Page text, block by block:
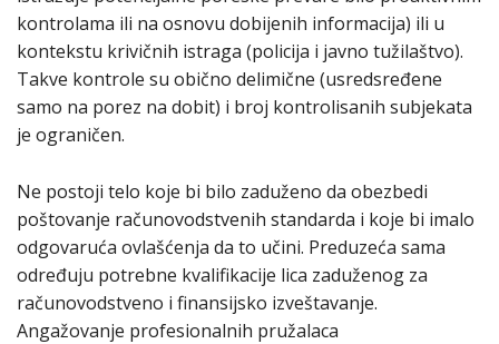
kontrolama ili na osnovu dobijenih informacija) ili u
kontekstu krivičnih istraga (policija i javno tužilaštvo).
Takve kontrole su obično delimične (usredsređene
samo na porez na dobit) i broj kontrolisanih subjekata
je ograničen.
Ne postoji telo koje bi bilo zaduženo da obezbedi
poštovanje računovodstvenih standarda i koje bi imalo
odgovaruća ovlašćenja da to učini. Preduzeća sama
određuju potrebne kvalifikacije lica zaduženog za
računovodstveno i finansijsko izveštavanje.
Angažovanje profesionalnih pružalaca